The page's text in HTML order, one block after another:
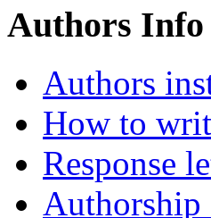
Authors Info
Authors
How to
Response
Authorship